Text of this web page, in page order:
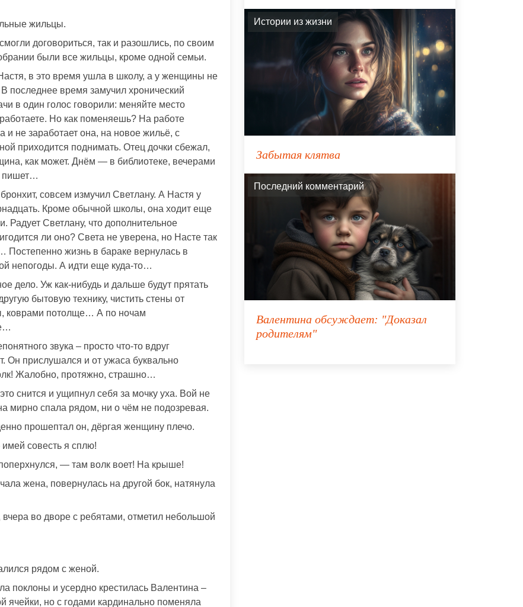
жильцы.
договориться, так и разошлись, по своим
были все жильцы, кроме одной семьи.
в это время ушла в школу, а у женщины не
последнее время замучил хронический
в один голос говорили: меняйте место
Но как поменяешь? На работе
и не заработает она, на новое жильё, с
приходится поднимать. Отец дочки сбежал,
как может. Днём — в библиотеке, вечерами
пишет…
совсем измучил Светлану. А Настя у
Кроме обычной школы, она ходит еще
Радует Светлану, что дополнительное
ли оно? Света не уверена, но Насте так
Постепенно жизнь в бараке вернулась в
непогоды. А идти еще куда-то…
дело. Уж как-нибудь и дальше будут прятать
бытовую технику, чистить стены от
коврами потолще… А по ночам
звука – просто что-то вдруг
Он прислушался и от ужаса буквально
Жалобно, протяжно, страшно…
снится и ущипнул себя за мочку уха. Вой не
мирно спала рядом, ни о чём не подозревая.
прошептал он, дёргая женщину плечо.
совесть я сплю!
— там волк воет! На крыше!
жена, повернулась на другой бок, натянула
во дворе с ребятами, отметил небольшой
рядом с женой.
поклоны и усердно крестилась Валентина –
ячейки, но с годами кардинально поменяла
Истории из жизни
Забытая клятва
Последний комментарий
Валентина обсуждает: "Доказал
родителям"